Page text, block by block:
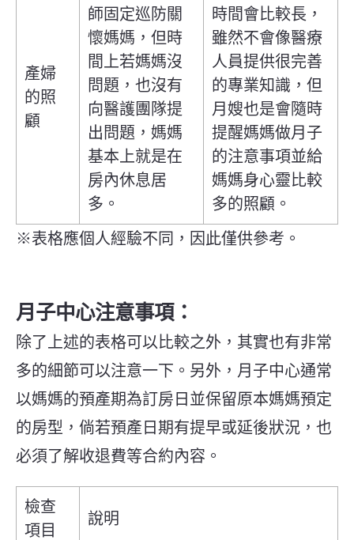
產婦
的照
顧
師固定巡防關
懷媽媽，但時
間上若媽媽沒
問題，也沒有
向醫護團隊提
出問題，媽媽
基本上就是在
房內休息居
多。
時間會比較長，
雖然不會像醫療
人員提供很完善
的專業知識，但
月嫂也是會隨時
提醒媽媽做月子
的注意事項並給
媽媽身心靈比較
多的照顧。
※表格應個人經驗不同，因此僅供參考。
月子中心注意事項：
除了上述的表格可以比較之外，其實也有非常
多的細節可以注意一下。另外，月子中心通常
以媽媽的預產期為訂房日並保留原本媽媽預定
的房型，倘若預產日期有提早或延後狀況，也
必須了解收退費等合約內容。
檢查
項目
說明